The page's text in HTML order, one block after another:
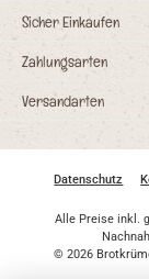
Sicher Einkaufen
Zahlungsarten
Versandarten
Datenschutz
Alle Preise inkl.
© 2026